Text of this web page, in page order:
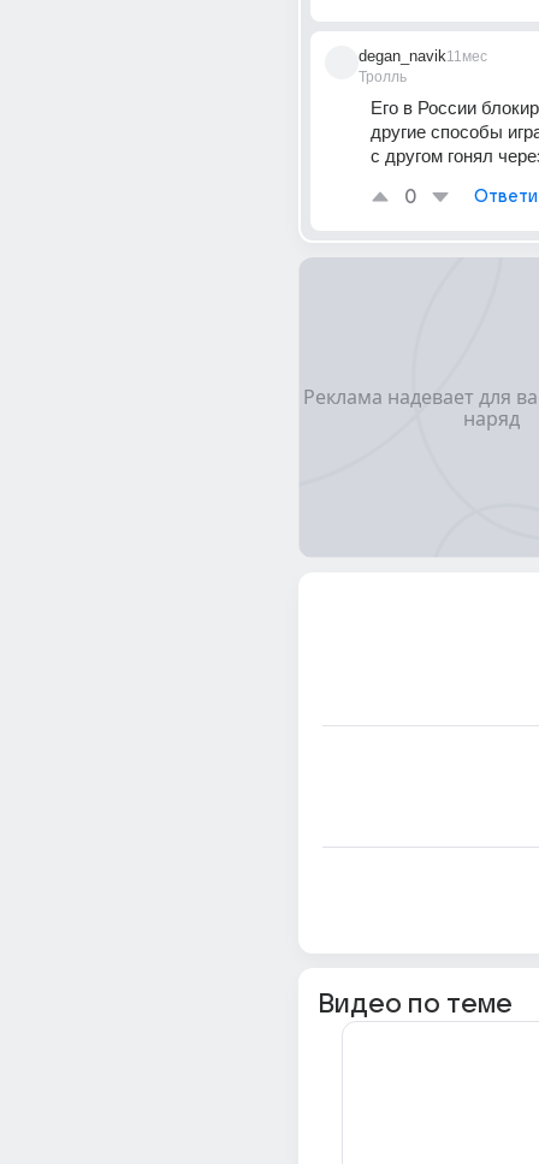
degan_navik
Тролль
11мес
Его в России
другие способы
с другом гонял
0
Видео по теме